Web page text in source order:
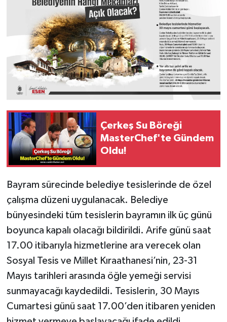
Çerkeş Su Böreği
MasterChef'te Gündem
Oldu!
Bayram sürecinde belediye tesislerinde de özel
çalışma düzeni uygulanacak. Belediye
bünyesindeki tüm tesislerin bayramın ilk üç günü
boyunca kapalı olacağı bildirildi. Arife günü saat
17.00 itibarıyla hizmetlerine ara verecek olan
Sosyal Tesis ve Millet Kıraathanesi’nin, 23-31
Mayıs tarihleri arasında öğle yemeği servisi
sunmayacağı kaydedildi. Tesislerin, 30 Mayıs
Cumartesi günü saat 17.00’den itibaren yeniden